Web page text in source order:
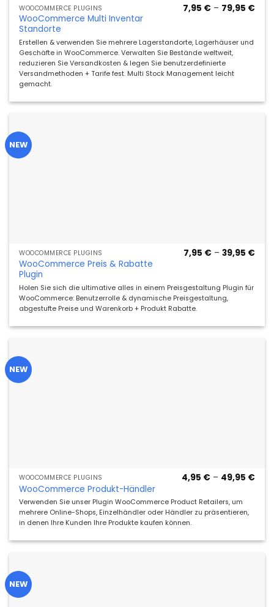
WOOCOMMERCE PLUGINS
WooCommerce Multi Inventar
Standorte
7,95 € – 79,95 €
Erstellen & verwenden Sie mehrere Lagerstandorte, Lagerhäuser und
Geschäfte in WooCommerce. Verwalten Sie Bestände weltweit,
reduzieren Sie Versandkosten & legen Sie benutzerdefinierte
Versandmethoden + Tarife fest. Multi Stock Management leicht
gemacht.
NEW
WOOCOMMERCE PLUGINS
WooCommerce Preis & Rabatte
Plugin
7,95 € – 39,95 €
Holen Sie sich die ultimative alles in einem Preisgestaltung Plugin für
WooCommerce: Benutzerrolle & dynamische Preisgestaltung,
abgestufte Preise und Warenkorb + Produkt Rabatte.
NEW
WOOCOMMERCE PLUGINS
WooCommerce Produkt-Händler
4,95 € – 49,95 €
Verwenden Sie unser Plugin WooCommerce Product Retailers, um
mehrere Online-Shops, Einzelhändler oder Händler zu präsentieren,
in denen Ihre Kunden Ihre Produkte kaufen können.
NEW